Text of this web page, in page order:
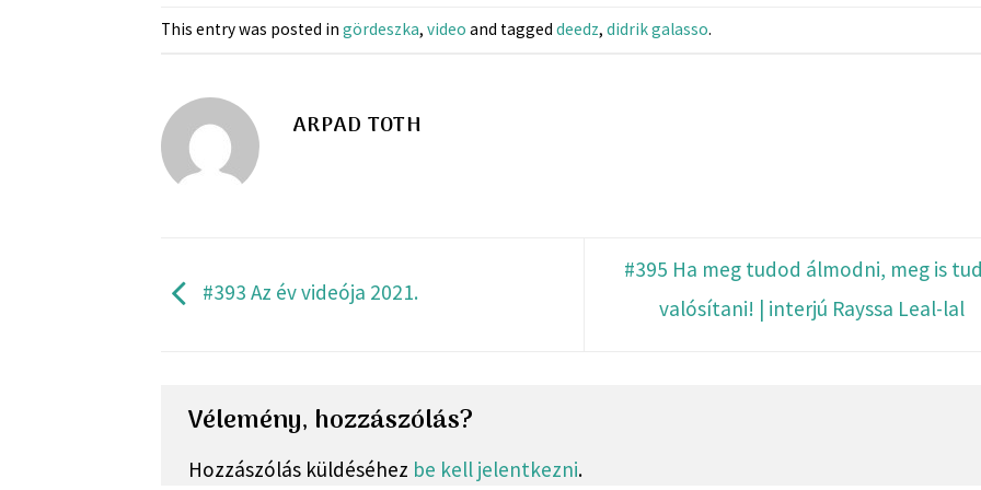
This entry was posted in gördeszka, video and tagged deedz, didrik galasso.
ARPAD TOTH
#393 Az év videója 2021.
#395 Ha meg tudod álmodni, meg is
valósítani! | interjú Rayssa Leal-lal
Vélemény, hozzászólás?
Hozzászólás küldéséhez be kell jelentkezni.